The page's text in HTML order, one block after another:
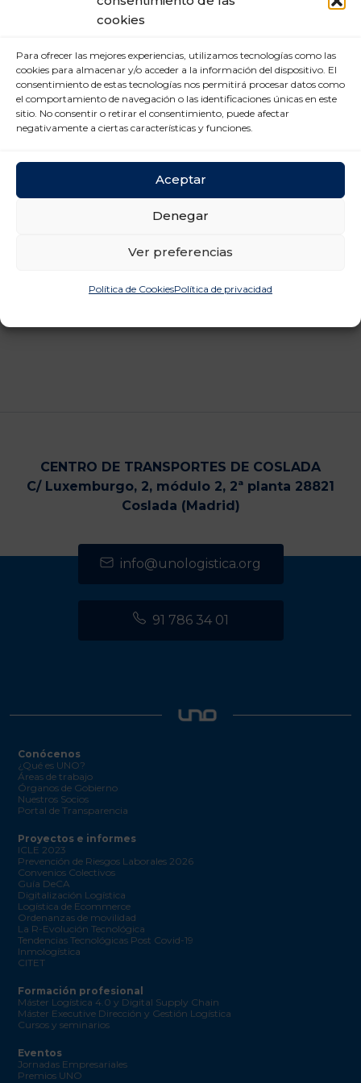
cookies
Para ofrecer las mejores experiencias, utilizamos tecnologías como las
cookies para almacenar y/o acceder a la información del dispositivo. El
consentimiento de estas tecnologías nos permitirá procesar datos como
el comportamiento de navegación o las identificaciones únicas en este
sitio. No consentir o retirar el consentimiento, puede afectar
negativamente a ciertas características y funciones.
Aceptar
Denegar
Ver preferencias
Política de CookiesPolítica de privacidad
Nuevas tecnologías (2)
Laborales (12)
Relaciones laborales (11)
CENTRO DE TRANSPORTES DE COSLADA
C/ Luxemburgo, 2, módulo 2, 2ª planta 28821
Coslada (Madrid)
info@unologistica.org
91 786 34 01
Conócenos
¿Qué es UNO?
Áreas de trabajo
Órganos de Gobierno
Nuestros Socios
Portal de Transparencia
Proyectos e informes
ICLE 2023
Prevención de Riesgos Laborales 2026
Convenios Colectivos
Guía DeCA
Digitalización Logística
Logística de Ecommerce
Ordenanzas de movilidad
La R-Evolución Tecnológica
Tendencias Tecnológicas Post Covid-19
Inmologística
CITET
Formación profesional
Máster Logística 4.0 y Digital Supply Chain
Máster Executive Dirección y Gestión Logística
Cursos y seminarios
Eventos
Jornadas Empresariales
Premios UNO